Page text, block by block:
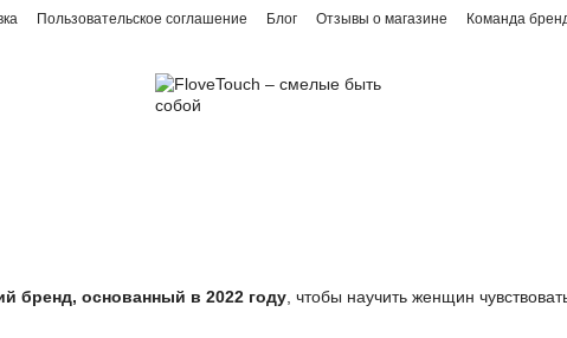
Пользовательское соглашение Блог Отзывы о магазине Команда
бренд, основанный в 2022 году , чтобы научить женщин